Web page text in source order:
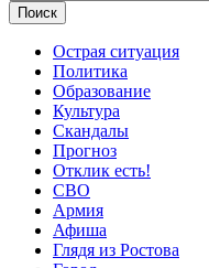
Острая ситуация
Политика
Образование
Культура
Скандалы
Прогноз
Отклик есть!
СВО
Армия
Афиша
Глядя из Ростова